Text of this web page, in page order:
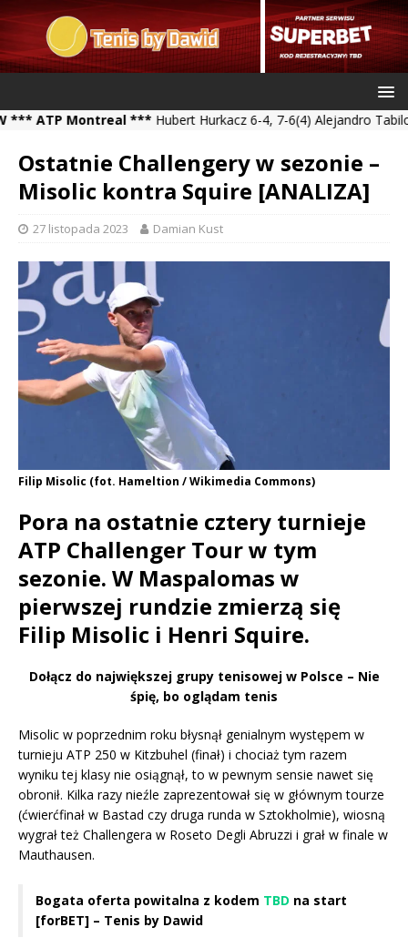
Montreal ***Hubert Hurkacz 6-4, 7-6(4) Alejandro Tabilo ***
Ostatnie Challengery w sezonie –
Misolic kontra Squire [ANALIZA]
27 listopada 2023 Damian Kust
Filip Misolic (fot. Hameltion / Wikimedia Commons)
Pora na ostatnie cztery turnieje
ATP Challenger Tour w tym
sezonie. W Maspalomas w
pierwszej rundzie zmierzą się
Filip Misolic i Henri Squire.
Dołącz do największej grupy tenisowej w Polsce – Nie
śpię, bo oglądam tenis
Misolic w poprzednim roku błysnął genialnym występem w
turnieju ATP 250 w Kitzbuhel (finał) i chociaż tym razem
wyniku tej klasy nie osiągnął, to w pewnym sensie nawet się
obronił. Kilka razy nieźle zaprezentował się w głównym tourze
(ćwierćfinał w Bastad czy druga runda w Sztokholmie), wiosną
wygrał też Challengera w Roseto Degli Abruzzi i grał w finale w
Mauthausen.
Bogata oferta powitalna z kodem TBD na start
[forBET] – Tenis by Dawid